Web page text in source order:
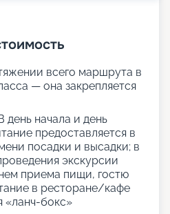
всего маршрута в
— она закрепляется
день начала и день
предоставляется в
посадки и высадки; в
экскурсии
приема пищи, гостю
в ресторане/кафе
«ланч-бокс»